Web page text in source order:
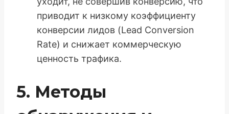
приводит к низкому коэффициенту
конверсии лидов (Lead Conversion
Rate) и снижает коммерческую
ценность трафика.
5. Методы